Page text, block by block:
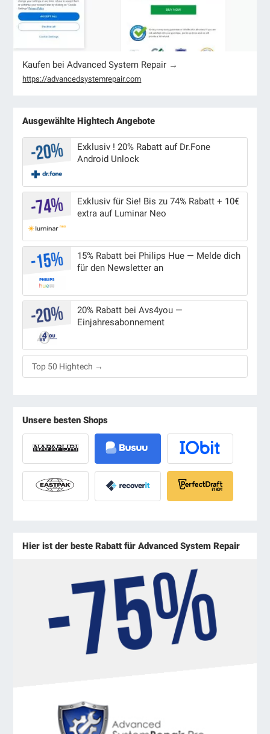
Kaufen bei Advanced System Repair →
https://advancedsystemrepair.com
Ausgewählte Hightech Angebote
Exklusiv ! 20% Rabatt auf Dr.Fone
Android Unlock
Exklusiv für Sie! Bis zu 74% Rabatt + 10€
extra auf Luminar Neo
15% Rabatt bei Philips Hue — Melde dich
für den Newsletter an
20% Rabatt bei Avs4you —
Einjahresabonnement
Top 50 Hightech →
Unsere besten Shops
Hier ist der beste Rabatt für Advanced System Repair